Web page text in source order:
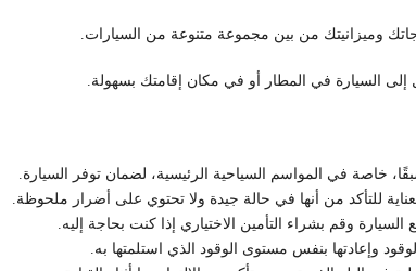
وميزانيتك من بين مجموعة متنوعة من السيارات.
إلى السيارة في المطار أو في مكان إقامتك بسهولة.
خاصة في المواسم السياحية الرئيسية، لضمان توفر السيارة.
للتأكد من أنها في حالة جيدة ولا تحتوي على أضرار ملحوظة.
وقم بشراء التأمين الاختياري إذا كنت بحاجة إليه.
وإعادتها بنفس مستوى الوقود الذي استلمتها به.